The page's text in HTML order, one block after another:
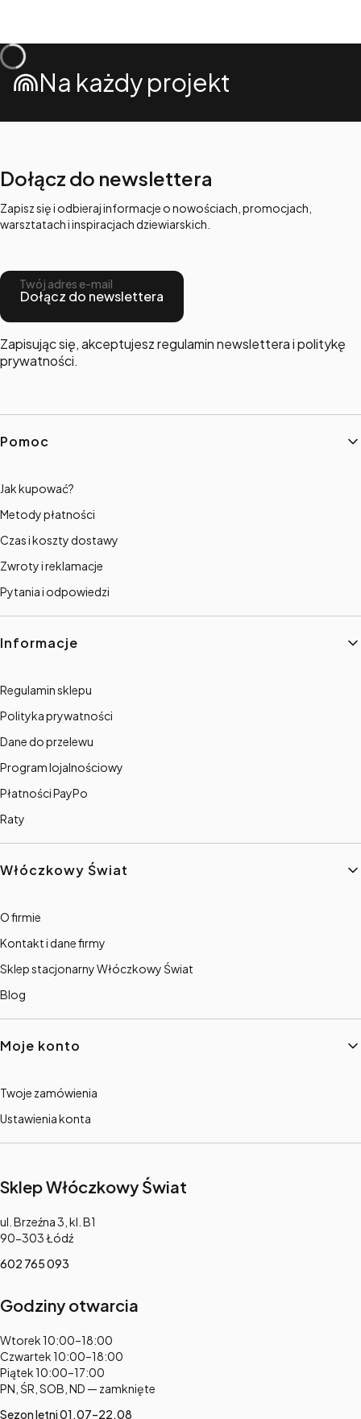
Na każdy projekt
Dołącz do newslettera
Zapisz się i odbieraj informacje o nowościach, promocjach,
warsztatach i inspiracjach dziewiarskich.
Twój adres e-mail
Dołącz do newslettera
Zapisując się, akceptujesz regulamin newslettera i politykę
prywatności.
Linki w stopce
Pomoc
Jak kupować?
Metody płatności
Czas i koszty dostawy
Zwroty i reklamacje
Pytania i odpowiedzi
Informacje
Regulamin sklepu
Polityka prywatności
Dane do przelewu
Program lojalnościowy
Płatności PayPo
Raty
Włóczkowy Świat
O firmie
Kontakt i dane firmy
Sklep stacjonarny Włóczkowy Świat
Blog
Moje konto
Twoje zamówienia
Ustawienia konta
Sklep Włóczkowy Świat
Adres:
ul. Brzeźna 3, kl. B1
90-303 Łódź
602 765 093
Godziny otwarcia
Adres:
Wtorek 10:00–18:00
Czwartek 10:00–18:00
Piątek 10:00–17:00
PN, ŚR, SOB, ND — zamknięte
Sezon letni 01.07–22.08